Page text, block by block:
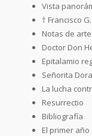
Vista
† Francisco
Notas de
Doctor Don
Epitalamio
Señorita
La lucha
Resurrectio
Bibliografía
El primer